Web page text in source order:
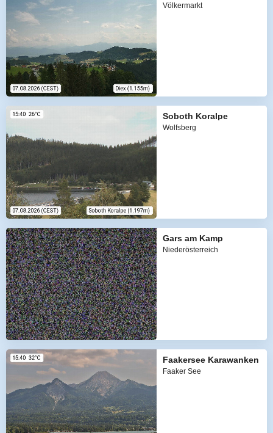
Völkermarkt
Soboth Koralpe
Wolfsberg
Gars am Kamp
Niederösterreich
Faakersee Karawanken
Faaker See